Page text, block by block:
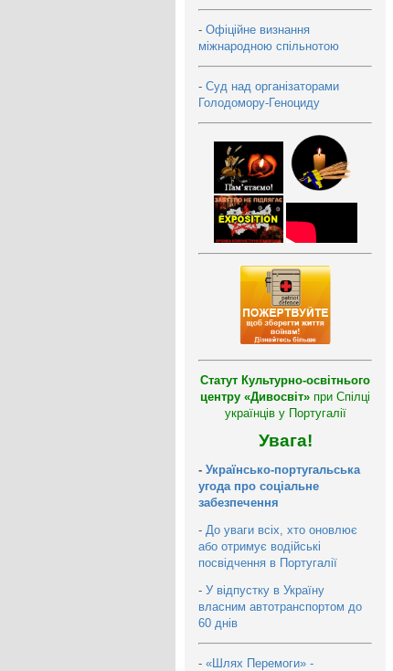
- Офіційне визнання
міжнародною спільнотою
- Суд над організаторами
Голодомору-Геноциду
Статут Культурно-освітнього
центру «Дивосвіт» при Спілці
українців у Португалії
Увага!
- Українсько-португальська
угода про соціальне
забезпечення
- До уваги всіх, хто оновлює
або отримує водійські
посвідчення в Португалії
- У відпустку в Україну
власним автотранспортом до
60 днів
- «Шлях Перемоги» -